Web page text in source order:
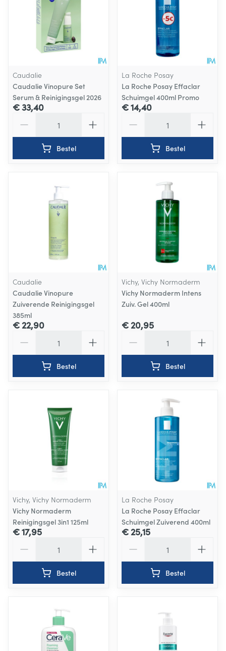
Caudalie
Caudalie Vinopure Set
Serum & Reinigingsgel 2026
€ 33,40
Bestel
La Roche Posay
La Roche Posay Effaclar
Schuimgel 400ml Promo
€ 14,40
Bestel
Caudalie
Caudalie Vinopure
Zuiverende Reinigingsgel
385ml
€ 22,90
Bestel
Vichy, Vichy Normaderm
Vichy Normaderm Intens
Zuiv. Gel 400ml
€ 20,95
Bestel
Vichy, Vichy Normaderm
Vichy Normaderm
Reinigingsgel 3in1 125ml
€ 17,95
Bestel
La Roche Posay
La Roche Posay Effaclar
Schuimgel Zuiverend 400ml
€ 25,15
Bestel